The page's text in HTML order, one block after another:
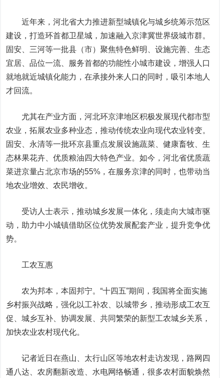
近年来，河北省大力推进新型城镇化与城乡统筹示范区
建设，打造环首都卫星城，加速融入京津冀世界级城市群。
固安、三河等一批县（市）聚焦特色鲜明、设施完善、生态
宜居、品位一流、服务首都的功能性小城市建设，增强人口
就地就近城镇化能力，在承接外来人口的同时，吸引本地人
才回流。
尤其在产业方面，河北环京津地区积极发展现代都市型
农业，拓展农业多种业态，推动传统农业向现代农业转变。
固安、永清等一批环京县重点发展设施蔬菜、健康畜牧、生
态林果花卉、优质粮油四大特色产业。如今，河北省优质蔬
菜进京量占北京市场的55%，在服务京津的同时，也带动当
地农业增效、农民增收。
受访人士表示，推动城乡发展一体化，须走向大城市驱
动，助力中小城镇借助区位优势发展配套产业，提升竞争优
势。
工农互惠
农为邦本，本固邦宁。“十四五”期间，我国将全面实施
乡村振兴战略，强化以工补农、以城带乡，推动形成工农互
促、城乡互补、协调发展、共同繁荣的新型工农城乡关系，
加快农业农村现代化。
记者近日在燕山、太行山区等地农村走访发现，路网四
通八达、农房翻新改造、水电网络畅通，很多农村面貌焕然